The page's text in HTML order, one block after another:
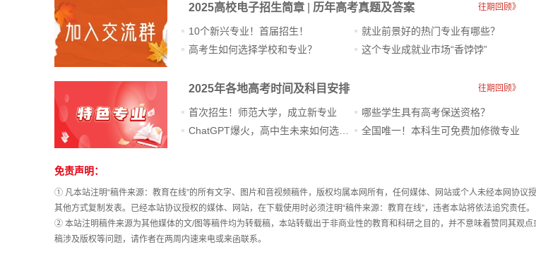
高考作文
高考真题
2025高校电子招生简章 历年高考真题及答案 往期回顾》
10个新兴专业！首届招生！
高考生如何选择学校和专业？
就业前景好的热门专业有哪些？
这个专业成就业市场“香饽饽”​
2025年各地高考时间及科目安排 往期回顾》
首次招生！师范大学，成立新专业
哪些学生具有高考保送资格？
全国唯一！本科生可免费加修微专业
站
长
统
计
免责声明：
① 凡本站注明“稿件来源：教育在线”的所有文字、图片和音视频稿件，版权均属本网所有，任何媒体、网站或个人未经本网协议
其他方式复制发表。已经本站协议授权的媒体、网站，在下载使用时必须注明“稿件来源：教育在线”，违者本站将依法追究责任。
② 本站注明稿件来源为其他媒体的文/图等稿件均为转载稿，本站转载出于非商业性的教育和科研之目的，并不意味着赞同其观
稿涉及版权等问题，请作者在两周内速来电或来函联系。